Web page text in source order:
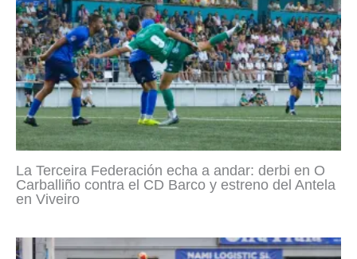
La Terceira Federación echa a andar: derbi en O
Carballiño contra el CD Barco y estreno del Antela
en Viveiro